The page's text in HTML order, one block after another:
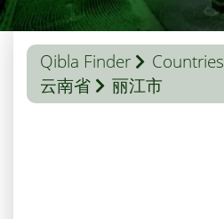
Qibla Finder Countries
云南省
丽江市